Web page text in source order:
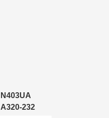
N403UA
A320-232